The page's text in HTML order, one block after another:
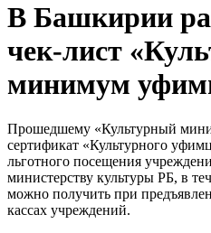
В Башкирии
чек-лист
минимум
Прошедшему «Культурный
сертификат «Культурного
льготного посещения
министерству культуры РБ, в
можно получить при
кассах учреждений.